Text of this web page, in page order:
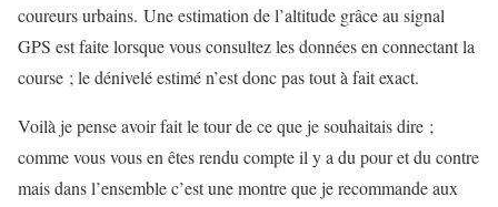
coureurs urbains. Une estimation de l’altitude grâce au signal
GPS est faite lorsque vous consultez les données en connectant la
course ; le dénivelé estimé n’est donc pas tout à fait exact.
Voilà je pense avoir fait le tour de ce que je souhaitais dire ;
comme vous vous en êtes rendu compte il y a du pour et du contre
mais dans l’ensemble c’est une montre que je recommande aux